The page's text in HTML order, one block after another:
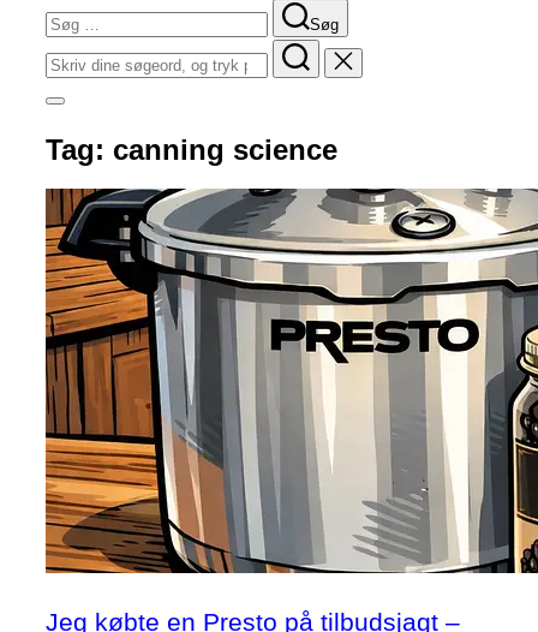
Søg
efter:
Søg
Søg
efter:
Slå
i
sidekolonne
Tag: canning science
Jeg købte en Presto på tilbudsjagt –